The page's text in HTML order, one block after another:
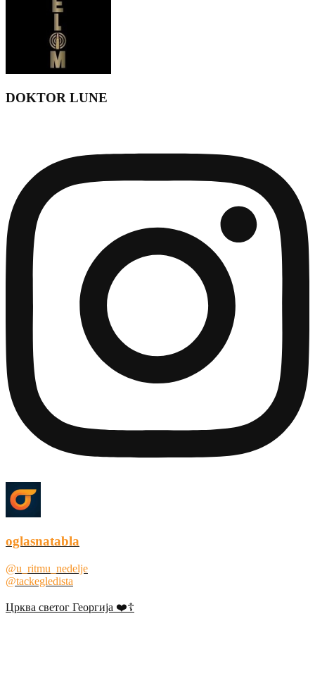
DOKTOR LUNE
oglasnatabla
@u_ritmu_nedelje
@tackegledista
Црква светог Георгија ❤️☦️